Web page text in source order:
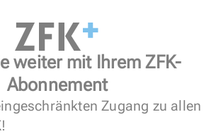
weiter mit Ihrem ZFK-
Abonnement
Zugang zu allen